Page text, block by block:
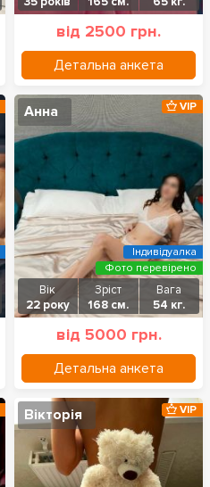
від 2500 грн.
Детальна анкета
Анна
Вік
22 року
Зріст
168 см.
Вага
54 кг.
від 5000 грн.
Детальна анкета
VIP
Фото перевірено
Індивідуалка
Вікторія VIP